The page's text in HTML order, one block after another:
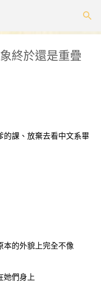
終於還是重疊
的課、放棄去看中文系畢
本的外貌上完全不像
她們身上